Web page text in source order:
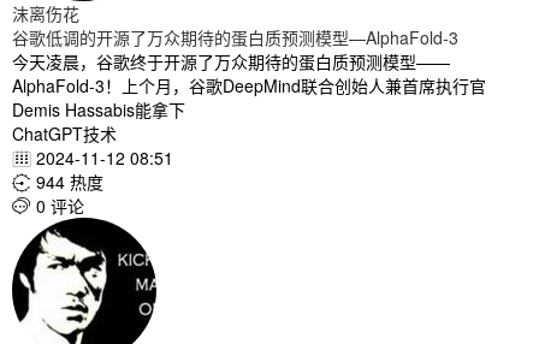
沫离伤花
谷歌低调的开源了万众期待的蛋白质预测模型—AlphaFold-3
今天凌晨，谷歌终于开源了万众期待的蛋白质预测模型——
AlphaFold-3！上个月，谷歌DeepMind联合创始人兼首席执行官
Demis Hassabis能拿下
ChatGPT技术
 2024-11-12 08:51
 944 热度
 0 评论